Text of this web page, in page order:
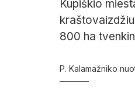
Kupiškio
800 ha
P. Kalamažniko